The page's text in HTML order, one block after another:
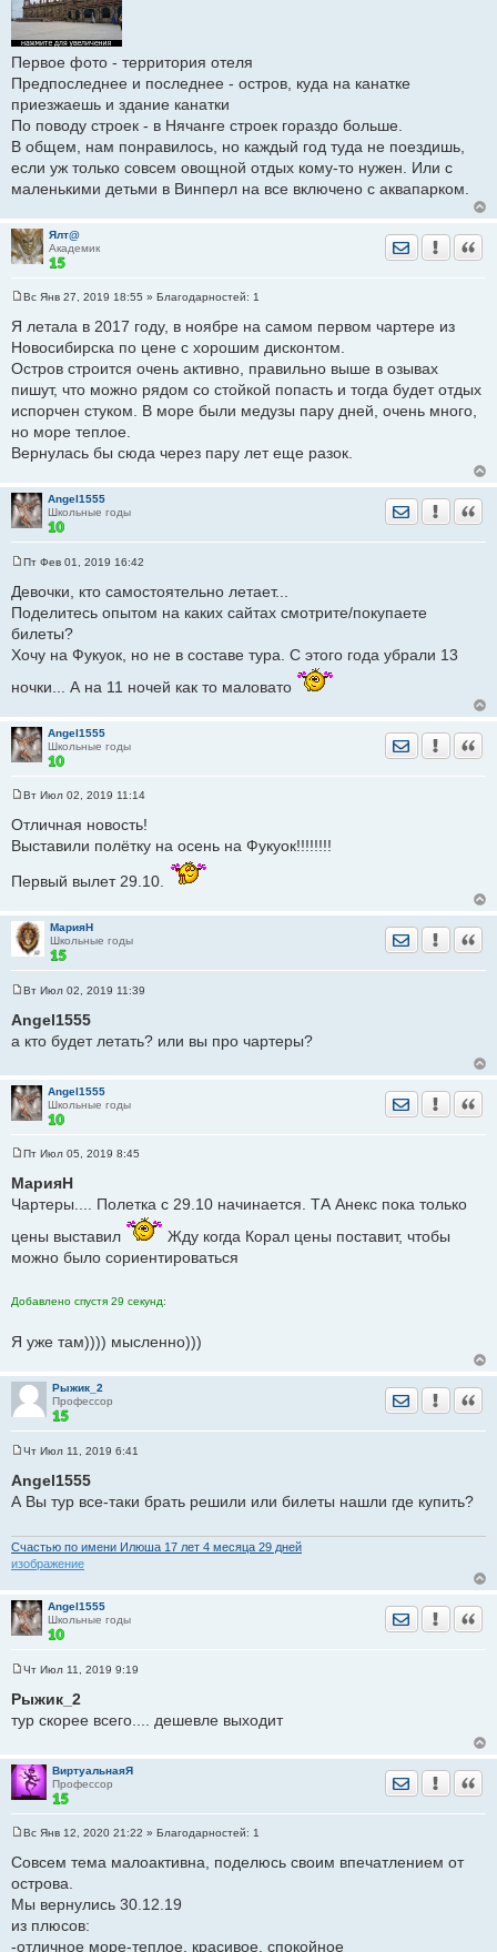
Первое фото - территория отеля
Предпоследнее и последнее - остров, куда на канатке
приезжаешь и здание канатки
По поводу строек - в Нячанге строек гораздо больше.
В общем, нам понравилось, но каждый год туда не поездишь,
если уж только совсем овощной отдых кому-то нужен. Или с
маленькими детьми в Винперл на все включено с аквапарком.
Ялт@
Академик
Отправить
о
б
е
н
е
Вс Янв 27, 2019 18:55 » Благодарностей: 1
Я летала в 2017 году, в ноябре на самом первом чартере из
Новосибирска по цене с хорошим дисконтом.
Остров строится очень активно, правильно выше в озывах
пишут, что можно рядом со стойкой попасть и тогда будет отдых
испорчен стуком. В море были медузы пару дней, очень много,
но море теплое.
Вернулась бы сюда через пару лет еще разок.
Angel1555
Школьные годы
Отправить
о
б
щ
е
н
Пт Фев 01, 2019 16:42
Девочки, кто самостоятельно летает...
Поделитесь опытом на каких сайтах смотрите/покупаете
билеты?
Хочу на Фукуок, но не в составе тура. С этого года убрали 13
ночки... А на 11 ночей как то маловато
Angel1555
Школьные годы
Отправить
о
б
н
Вт Июл 02, 2019 11:14
Отличная новость!
Выставили полётку на осень на Фукуок!!!!!!!!
Первый вылет 29.10.
МарияН
Школьные годы
Отправить
о
б
и
е
Вт Июл 02, 2019 11:39
Angel1555
а кто будет летать? или вы про чартеры?
Angel1555
Школьные годы
Отправить
о
б
щ
н
и
Пт Июл 05, 2019 8:45
МарияН
Чартеры.... Полетка с 29.10 начинается. ТА Анекс пока только
цены выставил
Жду когда Корал цены поставит, чтобы
можно было сориентироваться
Добавлено спустя 29 секунд:
Я уже там)))) мысленно)))
Рыжик_2
Профессор
Отправить
о
б
н
и
е
Чт Июл 11, 2019 6:41
Angel1555
А Вы тур все-таки брать решили или билеты нашли где купить?
Счастью по имени Илюша 17 лет 4 месяца 29 дней
изображение
Angel1555
Школьные годы
Отправить
о
б
щ
н
и
е
Чт Июл 11, 2019 9:19
Рыжик_2
тур скорее всего.... дешевле выходит
ВиртуальнаяЯ
Профессор
Отправить
о
б
е
н
е
Вс Янв 12, 2020 21:22 » Благодарностей: 1
Совсем тема малоактивна, поделюсь своим впечатлением от
острова.
Мы вернулись 30.12.19
из плюсов:
-отличное море-теплое, красивое, спокойное